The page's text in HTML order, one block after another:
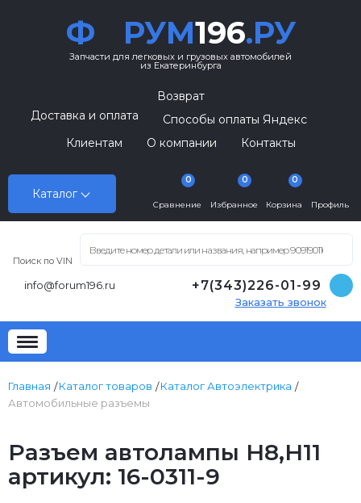
Ф РУМ196.РУ
Запчасти для легковых и грузовых автомобилей
из Екатеринбурга
Каталог
Возврат
Доставка и оплата
Способы оплаты Яндекс
Клиентам
О компании Контакты
Сравнение
0
Избранное
0
Корзина
0
Профиль
Поиск по VIN
info@forum196.ru +7(343)226-01-99
Заказать звонок
Главная Каталог товаров
Каталог Автоэлектрика
Автомобильные разъемы
Разъем автолампы Н8,Н11
артикул: 16-0311-9